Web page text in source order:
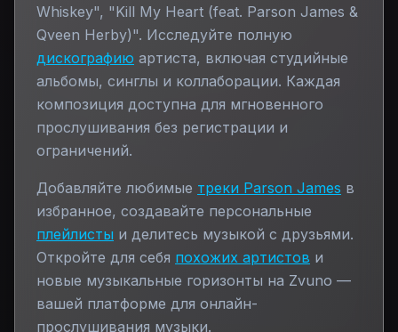
Whiskey", "Kill My Heart (feat. Parson James &
Qveen Herby)". Исследуйте полную
дискографию артиста, включая студийные
альбомы, синглы и коллаборации. Каждая
композиция доступна для мгновенного
прослушивания без регистрации и
ограничений.
Добавляйте любимые треки Parson James в
избранное, создавайте персональные
плейлисты и делитесь музыкой с друзьями.
Откройте для себя похожих артистов и
новые музыкальные горизонты на Zvuno —
вашей платформе для онлайн-
прослушивания музыки.